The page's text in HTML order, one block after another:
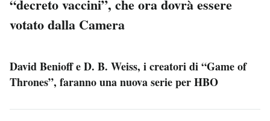
“decreto vaccini”, che ora dovrà essere
votato dalla Camera
David Benioff e D. B. Weiss, i creatori di “Game of
Thrones”, faranno una nuova serie per HBO